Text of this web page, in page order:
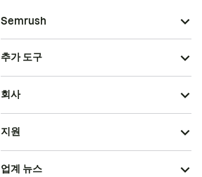
Semrush
추가 도구
회사
지원
업계 뉴스